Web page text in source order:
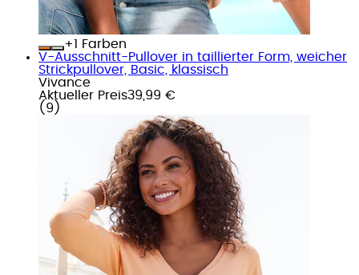
+
Farben
V-Ausschnitt-Pullover in taillierter Form, weicher
Strickpullover, Basic, klassisch
Vivance
Aktueller Preis39,99 €
( 9 )